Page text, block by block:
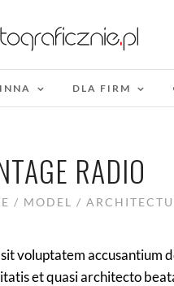
DLA FIRM
RADIO
/ MODEL /
voluptatem accusantium
et quasi architecto